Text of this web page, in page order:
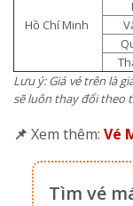
Hồ Chí Minh
Lưu ý: Giá vé trên là
sẽ luôn thay đổi theo
📌 Xem thêm: Vé
Tìm vé